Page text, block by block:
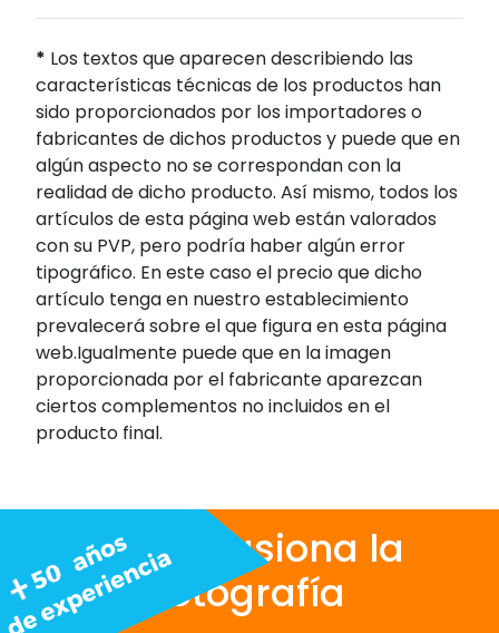
* Los textos que aparecen describiendo las
características técnicas de los productos han
sido proporcionados por los importadores o
fabricantes de dichos productos y puede que en
algún aspecto no se correspondan con la
realidad de dicho producto. Así mismo, todos los
artículos de esta página web están valorados
con su PVP, pero podría haber algún error
tipográfico. En este caso el precio que dicho
artículo tenga en nuestro establecimiento
prevalecerá sobre el que figura en esta página
web.Igualmente puede que en la imagen
proporcionada por el fabricante aparezcan
ciertos complementos no incluidos en el
producto final.
Nos apasiona la
fotografía